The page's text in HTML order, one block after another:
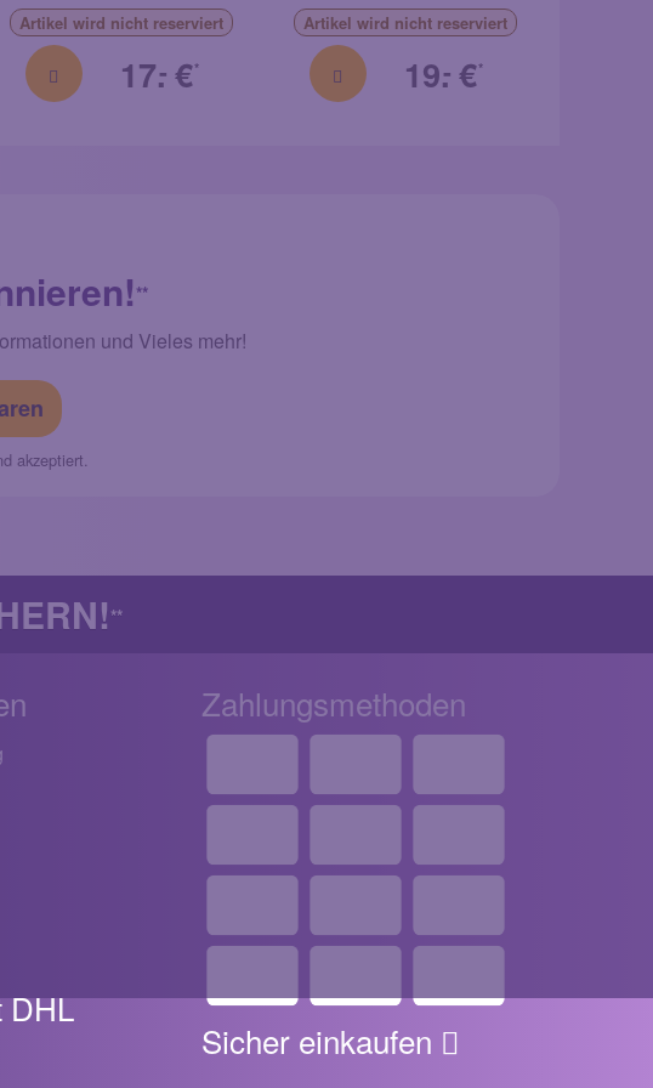
Artikel wird nicht reserviert
17.
- €*
Artikel wird nicht reserviert
19.
- €*
**
und Vieles mehr!
akzeptiert.
**
DHL
Zahlungsmethoden
Sicher einkaufen